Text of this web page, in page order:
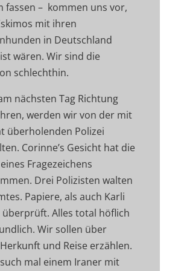
fassen – kommen uns vor,
mit ihren
in Deutschland
wären. Wir sind die
schlechthin.
nächsten Tag Richtung
werden wir von der mit
überholenden Polizei
Corinne’s Gesicht hat die
Fragezeichens
Drei Polizisten walten
Papiere, als auch Karli
Alles total höflich
Wir sollen über
und Reise erzählen.
mal einem Iraner mit